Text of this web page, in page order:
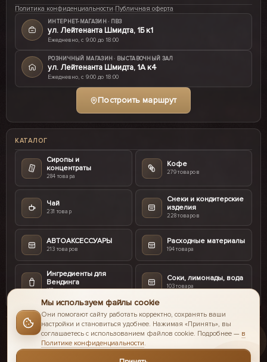
Политика конфиденциальности·Публичная оферта
ИНТЕРНЕТ-МАГАЗИН · ПВЗ
ул. Лейтенанта Шмидта, 1Б к1
Ежедневно, с 9:00 до 18:00
РОЗНИЧНЫЙ МАГАЗИН · ВЫСТАВОЧНЫЙ ЗАЛ
ул. Лейтенанта Шмидта, 1А к4
Ежедневно, с 9:00 до 18:00
Построить маршрут
КАТАЛОГ
Сиропы и
концентраты
284 товара
Кофе
279 товаров
Чай
231 товар
Снеки и кондитерские
изделия
228 товаров
АВТОАКСЕССУАРЫ
213 товаров
Расходные материалы
194 товара
Ингредиенты для
Вендинга
187 товаров
Соки, лимонады, вода
103 товара
Мы используем файлы cookie
Они помогают сайту работать корректно, сохранять ваши
настройки и становиться удобнее. Нажимая «Принять», вы
соглашаетесь с использованием файлов cookie. Подробнее — в
Политике конфиденциальности.